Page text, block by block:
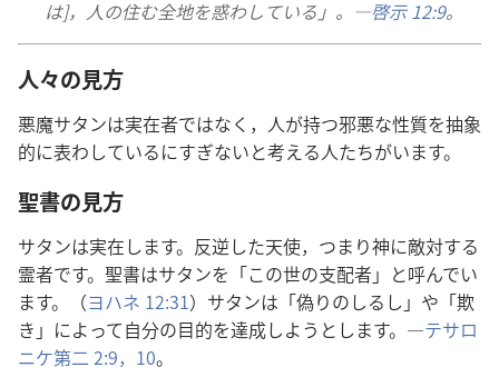
は]，人​の​住む​全地​を​惑わし​て​いる」。―啓示 12:9。
人々​の​見方
悪魔​サタン​は​実在​者​で​は​なく，人​が​持つ​邪悪​な​性質​を​抽象​
的​に​表わし​て​いる​に​すぎ​ない​と​考える​人​たち​が​い​ます。
聖書​の​見方
サタン​は​実在​し​ます。反逆​し​た​天使，つまり​神​に​敵対​する​
霊者​です。聖書​は​サタン​を「この​世​の​支配​者」と​呼ん​で​い​
ます。（ヨハネ 12:31）サタン​は「偽り​の​しるし」や「欺
き」に​よっ​て​自分​の​目的​を​達成​し​よう​と​し​ます。―テサロ
ニケ​第​二 2:9，10。